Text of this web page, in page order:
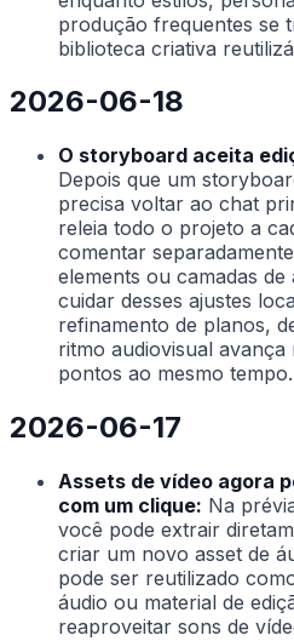
produção frequentes se
biblioteca criativa
2026-06-18
O storyboard aceita
Depois que um
precisa voltar ao chat
releia todo o projeto a
comentar
elements ou camadas
cuidar desses ajustes
refinamento de planos,
ritmo audiovisual avança
pontos ao mesmo tempo.
2026-06-17
Assets de vídeo agora
com um clique: Na
você pode extrair
criar um novo asset de
pode ser reutilizado
áudio ou material de
reaproveitar sons de